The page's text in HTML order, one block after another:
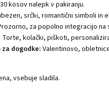
30 kosov nalepk v pakiranju.
srčki, romantični simboli in
za popolno integracijo na
Torte, kolački, piškoti,
dogodke: Valentinovo,
vsebuje sladila.